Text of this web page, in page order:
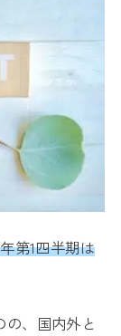
第1四半期は
、国内外と